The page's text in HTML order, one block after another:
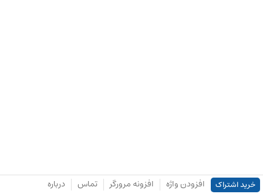
خرید اشتراک افزودن واژه افزونه مرورگر تماس درباره